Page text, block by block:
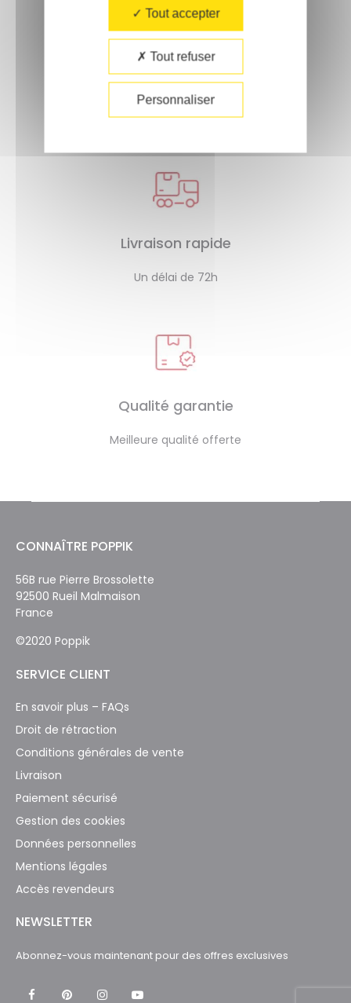
Paiement sécurisé
Livraison rapide
Un délai de 72h
Qualité garantie
Meilleure qualité offerte
CONNAÎTRE POPPIK
56B rue Pierre Brossolette
92500 Rueil Malmaison
France
©2020 Poppik
SERVICE CLIENT
En savoir plus – FAQs
Droit de rétraction
Conditions générales de vente
Livraison
Paiement sécurisé
Gestion des cookies
Données personnelles
Mentions légales
Accès revendeurs
NEWSLETTER
Abonnez-vous maintenant pour des offres exclusives
Tout accepter
Tout refuser
Personnaliser